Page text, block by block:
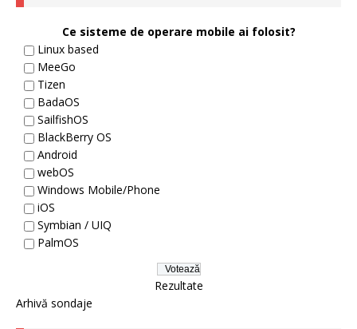
Ce sisteme de operare mobile ai folosit?
Linux based
MeeGo
Tizen
BadaOS
SailfishOS
BlackBerry OS
Android
webOS
Windows Mobile/Phone
iOS
Symbian / UIQ
PalmOS
Rezultate
Arhivă sondaje